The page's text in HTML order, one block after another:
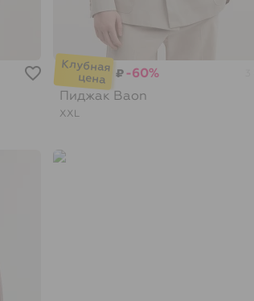
₽ -60%
Пиджак Baon
XXL